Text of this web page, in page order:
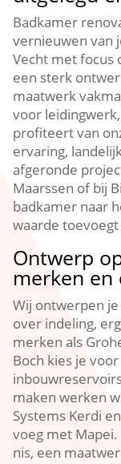
Badkamer
vernieuwen van
Vecht met focus
een sterk
maatwerk
voor
profiteert van
ervaring,
afgeronde
Maarssen of bij
badkamer naar
waarde
Ontwerp
merken en
Wij ontwerpen
over indeling,
merken als
Boch kies je
maken werken
Systems Kerdi
voeg met
nis, een